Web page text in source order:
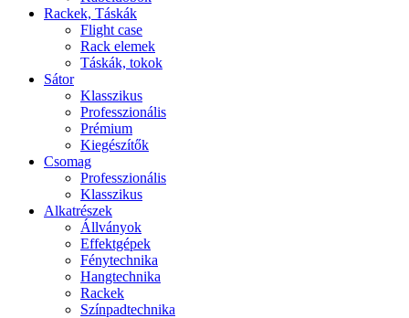
Rackek, Táskák
Flight case
Rack elemek
Táskák, tokok
Sátor
Klasszikus
Professzionális
Prémium
Kiegészítők
Csomag
Professzionális
Klasszikus
Alkatrészek
Állványok
Effektgépek
Fénytechnika
Hangtechnika
Rackek
Színpadtechnika